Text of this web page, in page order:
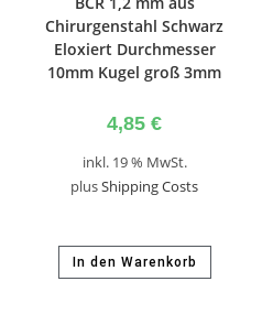
Chirurgenstahl Schwarz
Eloxiert Durchmesser
10mm Kugel groß 3mm
4,85 €
inkl. 19 % MwSt.
plusShipping Costs
In den Warenkorb